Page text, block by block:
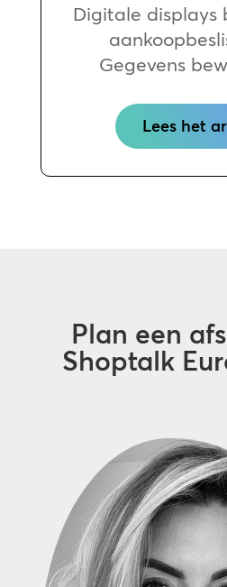
Digitale displays
Gegevens
Lees het
Plan een
Shoptalk